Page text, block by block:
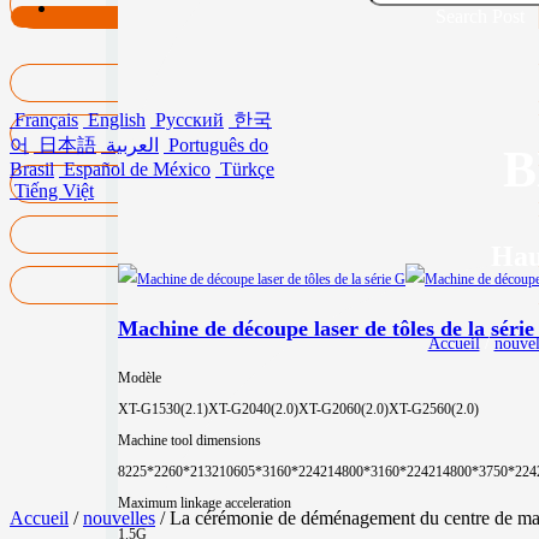
Machine de découpe laser de tôles de la
Modèle
XT-G1530(2.1)XT-G2040(2.0)XT-G2060(2.0)XT-G2560(2.0)
Machine tool dimensions
8225*2260*213210605*3160*224214800*3160*2242
Maximum linkage acceleration
1.5G
Français English Русский 한국
어
日本語 العربية
Português do
Brasil Español de México Türkçe
Tiếng Việt
Accueil/
Accueil /nouvelles / La cérémonie de déménagement du centre de